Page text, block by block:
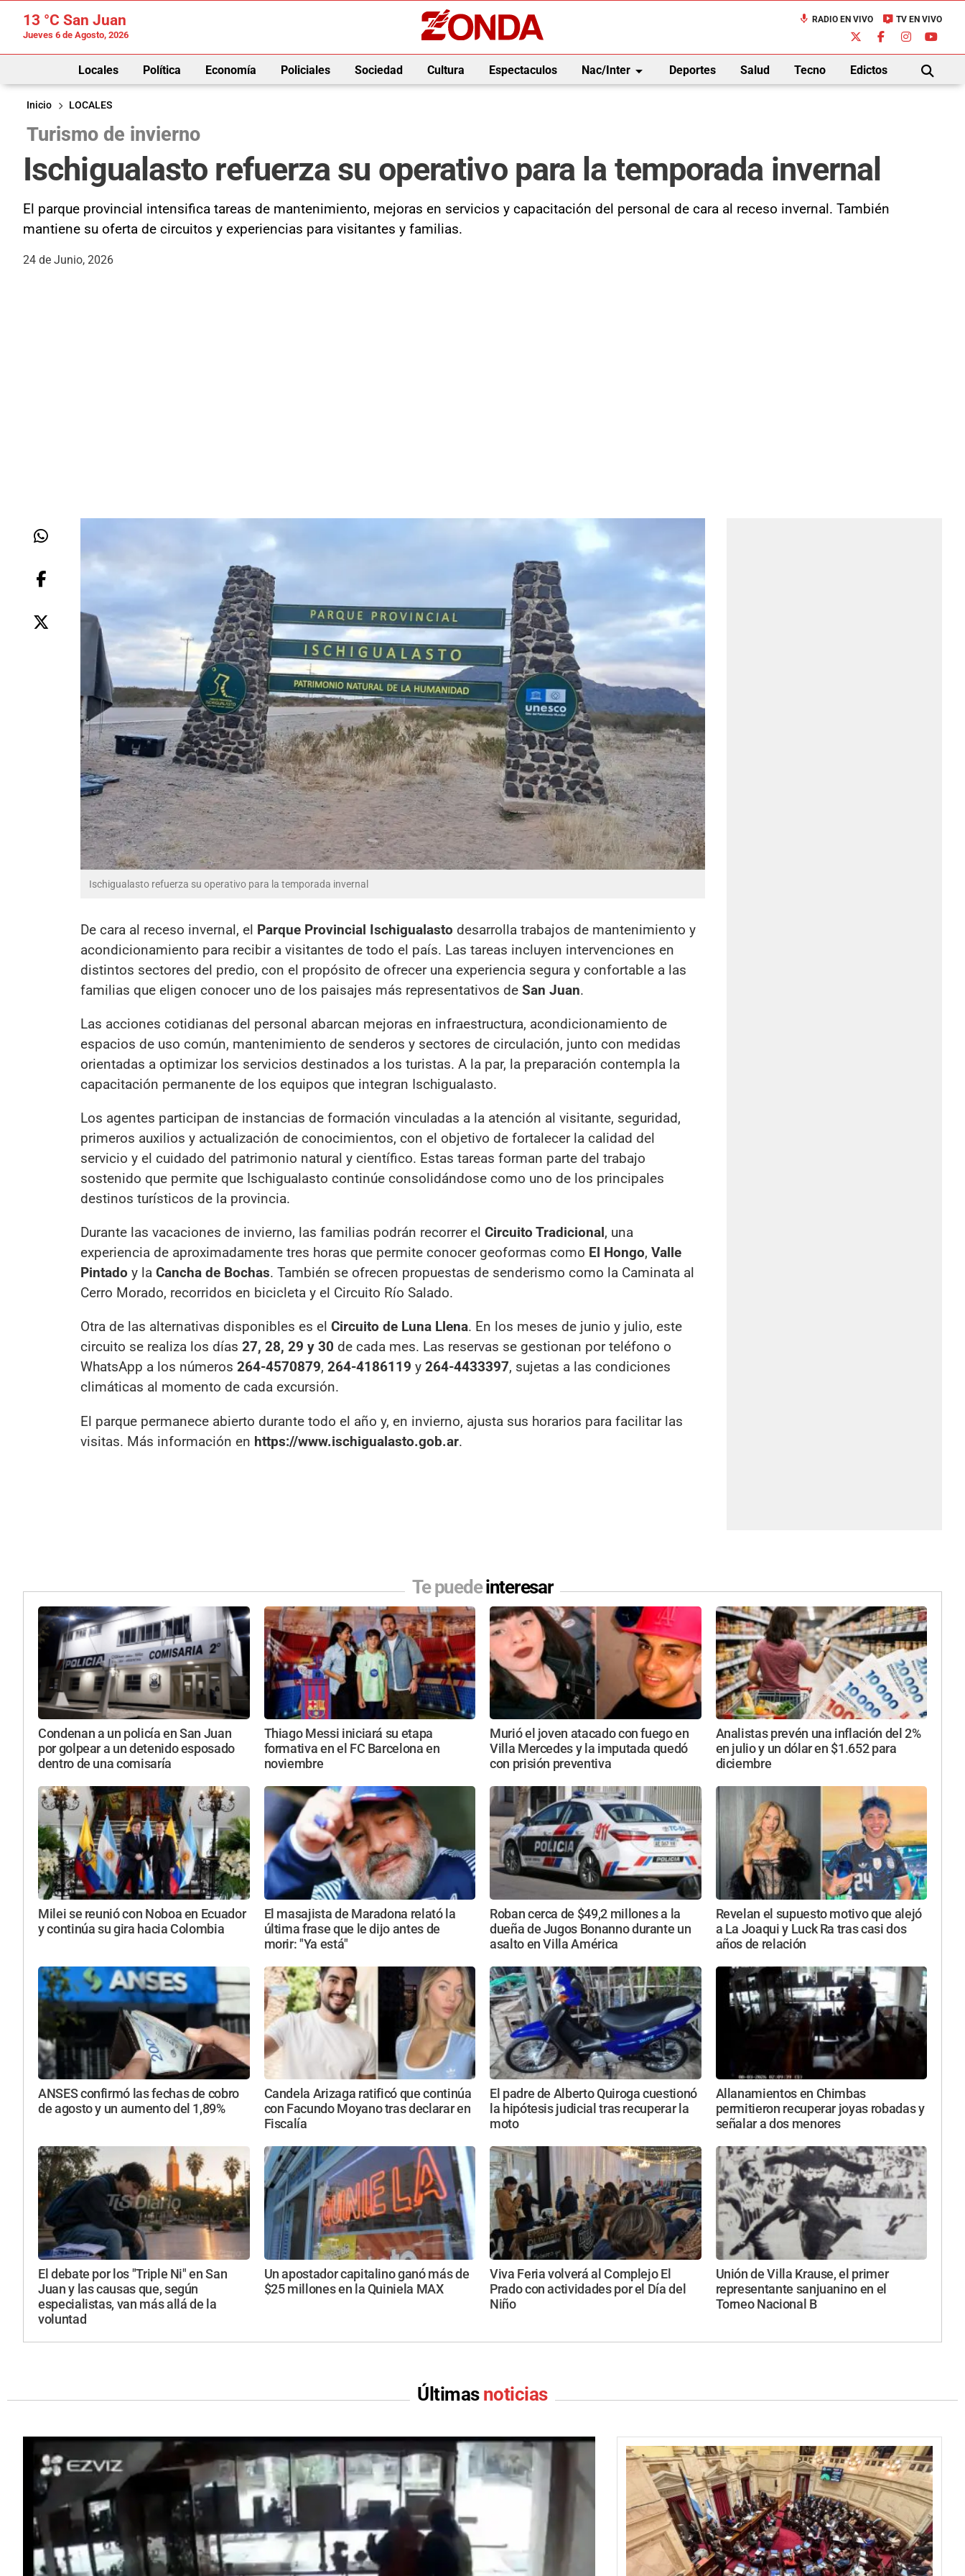
13 °C San Juan
Jueves 6 de Agosto, 2026
mic RADIO EN VIVO live_tv TV EN VIVO
Locales Política Economía Policiales Sociedad Cultura Espectaculos Nac/Interarrow_drop_down Deportes Salud Tecno Edictos
BUSCAR
Inicio
LOCALES
Turismo de invierno
Ischigualasto refuerza su operativo para la temporada invernal
El parque provincial intensifica tareas de mantenimiento, mejoras en servicios y capacitación del personal de cara al receso invernal. También
mantiene su oferta de circuitos y experiencias para visitantes y familias.
24 de Junio, 2026
Ischigualasto refuerza su operativo para la temporada invernal
De cara al receso invernal, el Parque Provincial Ischigualasto desarrolla trabajos de mantenimiento y
acondicionamiento para recibir a visitantes de todo el país. Las tareas incluyen intervenciones en
distintos sectores del predio, con el propósito de ofrecer una experiencia segura y confortable a las
familias que eligen conocer uno de los paisajes más representativos de San Juan.
Las acciones cotidianas del personal abarcan mejoras en infraestructura, acondicionamiento de
espacios de uso común, mantenimiento de senderos y sectores de circulación, junto con medidas
orientadas a optimizar los servicios destinados a los turistas. A la par, la preparación contempla la
capacitación permanente de los equipos que integran Ischigualasto.
Los agentes participan de instancias de formación vinculadas a la atención al visitante, seguridad,
primeros auxilios y actualización de conocimientos, con el objetivo de fortalecer la calidad del
servicio y el cuidado del patrimonio natural y científico. Estas tareas forman parte del trabajo
sostenido que permite que Ischigualasto continúe consolidándose como uno de los principales
destinos turísticos de la provincia.
Durante las vacaciones de invierno, las familias podrán recorrer el Circuito Tradicional, una
experiencia de aproximadamente tres horas que permite conocer geoformas como El Hongo, Valle
Pintado y la Cancha de Bochas. También se ofrecen propuestas de senderismo como la Caminata al
Cerro Morado, recorridos en bicicleta y el Circuito Río Salado.
Otra de las alternativas disponibles es el Circuito de Luna Llena. En los meses de junio y julio, este
circuito se realiza los días 27, 28, 29 y 30 de cada mes. Las reservas se gestionan por teléfono o
WhatsApp a los números 264-4570879, 264-4186119 y 264-4433397, sujetas a las condiciones
climáticas al momento de cada excursión.
El parque permanece abierto durante todo el año y, en invierno, ajusta sus horarios para facilitar las
visitas. Más información en https://www.ischigualasto.gob.ar.
Te puedeinteresar
Condenan a un policía en San Juan
por golpear a un detenido esposado
dentro de una comisaría
Thiago Messi iniciará su etapa
formativa en el FC Barcelona en
noviembre
Murió el joven atacado con fuego en
Villa Mercedes y la imputada quedó
con prisión preventiva
Analistas prevén una inflación del 2%
en julio y un dólar en $1.652 para
diciembre
Milei se reunió con Noboa en Ecuador
y continúa su gira hacia Colombia
El masajista de Maradona relató la
última frase que le dijo antes de
morir: "Ya está"
Roban cerca de $49,2 millones a la
dueña de Jugos Bonanno durante un
asalto en Villa América
Revelan el supuesto motivo que alejó
a La Joaqui y Luck Ra tras casi dos
años de relación
ANSES confirmó las fechas de cobro
de agosto y un aumento del 1,89%
Candela Arizaga ratificó que continúa
con Facundo Moyano tras declarar en
Fiscalía
El padre de Alberto Quiroga cuestionó
la hipótesis judicial tras recuperar la
moto
Allanamientos en Chimbas
permitieron recuperar joyas robadas y
señalar a dos menores
El debate por los "Triple Ni" en San
Juan y las causas que, según
especialistas, van más allá de la
voluntad
Un apostador capitalino ganó más de
$25 millones en la Quiniela MAX
Viva Feria volverá al Complejo El
Prado con actividades por el Día del
Niño
Unión de Villa Krause, el primer
representante sanjuanino en el
Torneo Nacional B
Últimas noticias